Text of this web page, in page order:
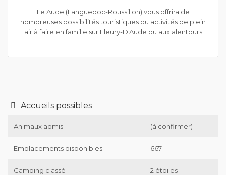
Le Aude (Languedoc-Roussillon) vous offrira de
nombreuses possibilités touristiques ou activités de plein
air à faire en famille sur Fleury-D'Aude ou aux alentours
Accueils possibles
Animaux admis (à confirmer)
Emplacements disponibles 667
Camping classé 2 étoiles